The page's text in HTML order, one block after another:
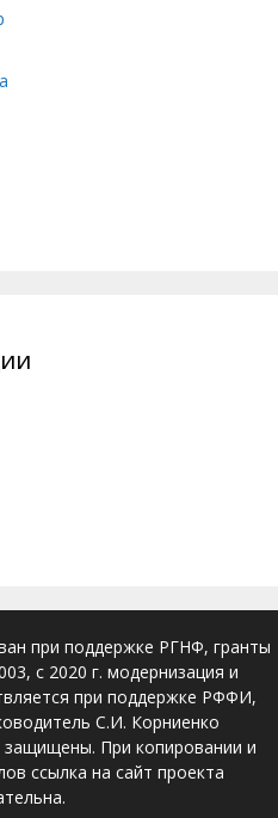
при поддержке РГНФ, гранты
с 2020 г. модернизация и
при поддержке РФФИ,
С.И. Корниенко
защищены. При копировании и
ссылка на сайт проекта